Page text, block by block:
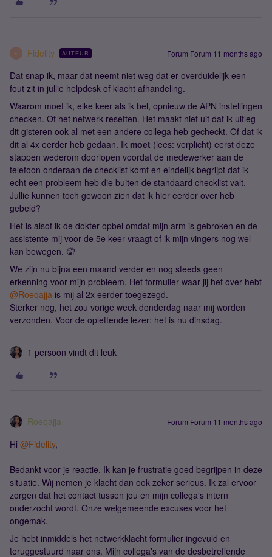
F Fidelity AUTEUR Forum|Forum|11 months ago
Dat snap ik, maar dat neemt niet weg dat er overduidelijk een
fout zit in jullie helpdesk of klacht afhandeling.
Waarom moet ik, elke keer als ik bel, opnieuw de APN instellingen
checken. Of het netwerk resetten. Het maakt niet uit dat ik uitleg
dit gisteren ook al met een andere collega heb gecheckt. Of dat ik
dit al 4x eerder heb gedaan. Ik moet (lees: verplicht) eerst deze
stappen wederom doorlopen voordat de medewerker aan de
telefoon onderaan de checklist komt en eindelijk begrijpt dat ik
echt een probleem heb die buiten de standaard checklist valt.
Jullie kunnen toch gewoon zien dat ik hier eerder over heb
gebeld?
Het is alsof ik de dokter opbel omdat mijn arm is gebroken en de
assistente mij voor de 5e keer vraagt of ik mijn vingers nog wel
kan bewegen. 🤦
We zijn nu bijna een maand verder en nog steeds geen
erkenning voor mijn probleem. Het formulier waar jij het over hebt
@Roeqajja is mij al 2x eerder toegezegd.
Sterker nog, het zou vorige week donderdag naar mij worden
verzonden. Voor de oplettende lezer: het is nu dinsdag.
1 persoon vindt dit leuk
Roeqajja Forum|Forum|11 months ago
Hi ​ @Fidelity,
Bedankt voor je reactie. Ik kan je frustratie goed begrijpen in deze
situatie. Wij nemen je klacht dan ook zeker serieus. Ik zal ervoor
zorgen dat het contact tussen jou en mijn collega's intern
onderzocht wordt. Onze welgemeende excuses voor het
ongemak.
Je hebt inmiddels het netwerkklacht formulier ingevuld en
teruggestuurd naar ons. Mijn collega's van de desbetreffende